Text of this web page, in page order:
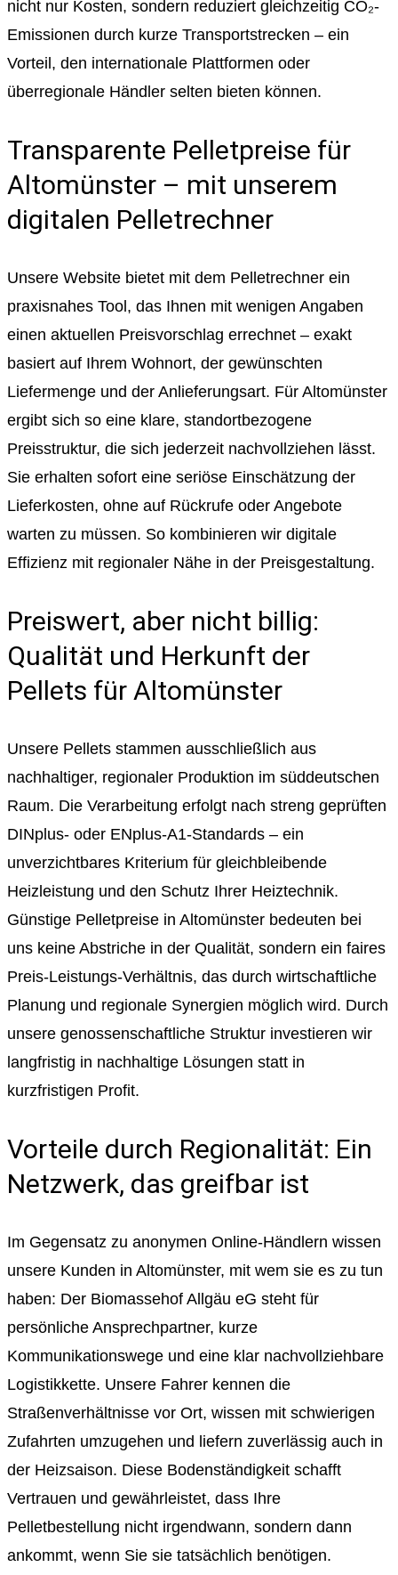
nicht nur Kosten, sondern reduziert gleichzeitig CO₂-
Emissionen durch kurze Transportstrecken – ein
Vorteil, den internationale Plattformen oder
überregionale Händler selten bieten können.
Transparente Pelletpreise für
Altomünster – mit unserem
digitalen Pelletrechner
Unsere Website bietet mit dem Pelletrechner ein
praxisnahes Tool, das Ihnen mit wenigen Angaben
einen aktuellen Preisvorschlag errechnet – exakt
basiert auf Ihrem Wohnort, der gewünschten
Liefermenge und der Anlieferungsart. Für Altomünster
ergibt sich so eine klare, standortbezogene
Preisstruktur, die sich jederzeit nachvollziehen lässt.
Sie erhalten sofort eine seriöse Einschätzung der
Lieferkosten, ohne auf Rückrufe oder Angebote
warten zu müssen. So kombinieren wir digitale
Effizienz mit regionaler Nähe in der Preisgestaltung.
Preiswert, aber nicht billig:
Qualität und Herkunft der
Pellets für Altomünster
Unsere Pellets stammen ausschließlich aus
nachhaltiger, regionaler Produktion im süddeutschen
Raum. Die Verarbeitung erfolgt nach streng geprüften
DINplus- oder ENplus-A1-Standards – ein
unverzichtbares Kriterium für gleichbleibende
Heizleistung und den Schutz Ihrer Heiztechnik.
Günstige Pelletpreise in Altomünster bedeuten bei
uns keine Abstriche in der Qualität, sondern ein faires
Preis-Leistungs-Verhältnis, das durch wirtschaftliche
Planung und regionale Synergien möglich wird. Durch
unsere genossenschaftliche Struktur investieren wir
langfristig in nachhaltige Lösungen statt in
kurzfristigen Profit.
Vorteile durch Regionalität: Ein
Netzwerk, das greifbar ist
Im Gegensatz zu anonymen Online-Händlern wissen
unsere Kunden in Altomünster, mit wem sie es zu tun
haben: Der Biomassehof Allgäu eG steht für
persönliche Ansprechpartner, kurze
Kommunikationswege und eine klar nachvollziehbare
Logistikkette. Unsere Fahrer kennen die
Straßenverhältnisse vor Ort, wissen mit schwierigen
Zufahrten umzugehen und liefern zuverlässig auch in
der Heizsaison. Diese Bodenständigkeit schafft
Vertrauen und gewährleistet, dass Ihre
Pelletbestellung nicht irgendwann, sondern dann
ankommt, wenn Sie sie tatsächlich benötigen.